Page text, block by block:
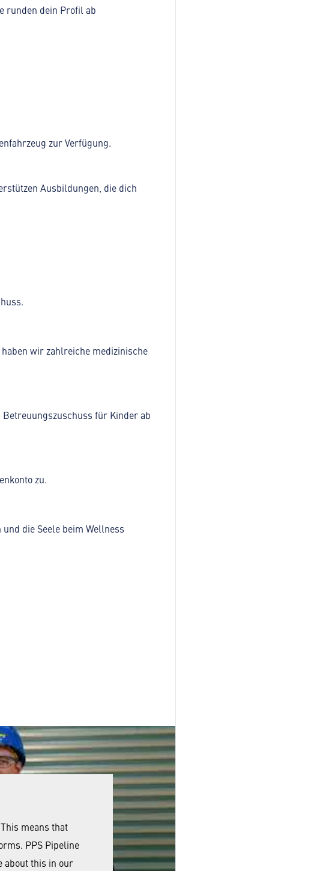
runden dein Profil ab
zur Verfügung.
Ausbildungen, die dich
wir zahlreiche medizinische
für Kinder ab
zu.
die Seele beim Wellness
means that
PPS Pipeline
about this in our